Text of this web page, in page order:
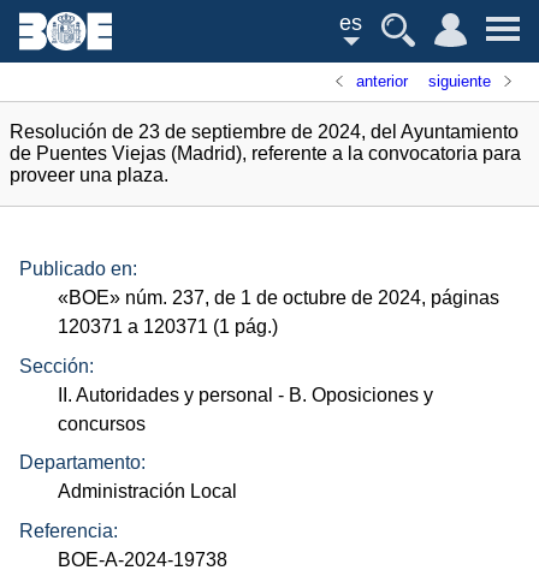
es
anterior siguiente
Resolución de 23 de septiembre de 2024, del Ayuntamiento
de Puentes Viejas (Madrid), referente a la convocatoria para
proveer una plaza.
Publicado en:
«BOE» núm. 237, de 1 de octubre de 2024, páginas
120371 a 120371 (1 pág.)
Sección:
II. Autoridades y personal - B. Oposiciones y
concursos
Departamento:
Administración Local
Referencia:
BOE-A-2024-19738